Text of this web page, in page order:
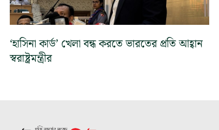
‘হাসিনা কার্ড’ খেলা বন্ধ করতে ভারতের প্রতি আহ্বান
স্বরাষ্ট্রমন্ত্রীর